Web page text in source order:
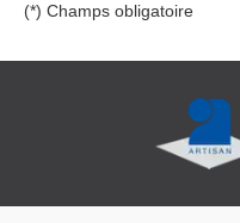
(*) Champs obligatoire